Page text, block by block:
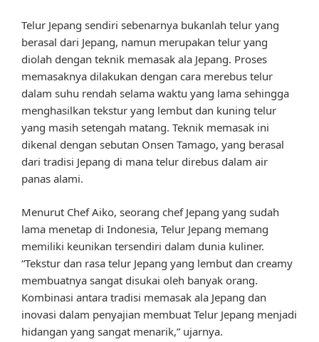
Telur Jepang sendiri sebenarnya bukanlah telur yang
berasal dari Jepang, namun merupakan telur yang
diolah dengan teknik memasak ala Jepang. Proses
memasaknya dilakukan dengan cara merebus telur
dalam suhu rendah selama waktu yang lama sehingga
menghasilkan tekstur yang lembut dan kuning telur
yang masih setengah matang. Teknik memasak ini
dikenal dengan sebutan Onsen Tamago, yang berasal
dari tradisi Jepang di mana telur direbus dalam air
panas alami.
Menurut Chef Aiko, seorang chef Jepang yang sudah
lama menetap di Indonesia, Telur Jepang memang
memiliki keunikan tersendiri dalam dunia kuliner.
“Tekstur dan rasa telur Jepang yang lembut dan creamy
membuatnya sangat disukai oleh banyak orang.
Kombinasi antara tradisi memasak ala Jepang dan
inovasi dalam penyajian membuat Telur Jepang menjadi
hidangan yang sangat menarik,” ujarnya.